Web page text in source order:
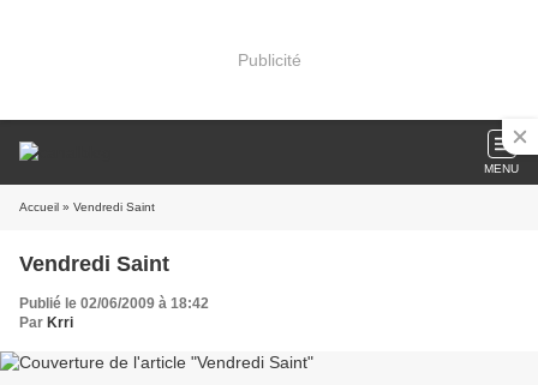
Publicité
MENU
Accueil » Vendredi Saint
Vendredi Saint
Publié le 02/06/2009 à 18:42
Par Krri